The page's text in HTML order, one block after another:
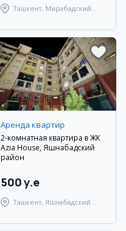
Ташкент, Мирабадский
Аренда квартир
2-комнатная квартира в ЖК
Azia House, Яшнабадский
район
500 y.e
Ташкент, Яшнабадский